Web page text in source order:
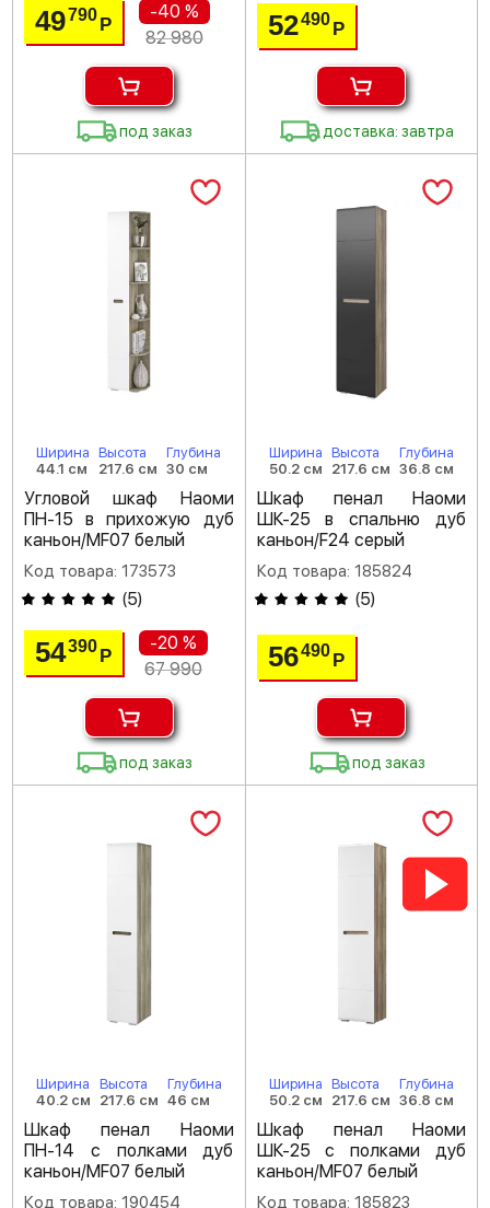
49790Р
-40 %
82 980
под заказ
52490 Р
доставка: завтра
Ширина
44.1 см
Высота
217.6 см
Глубина
30 см
Угловой шкаф Наоми
ПН-15 в прихожую дуб
каньон/MF07 белый
Код товара: 173573
(5)
54390Р
-20 %
67 990
под заказ
Ширина
50.2 см
Высота
217.6 см
Глубина
36.8 см
Шкаф пенал Наоми
ШК-25 в спальню дуб
каньон/F24 серый
Код товара: 185824
(5)
56490 Р
под заказ
Ширина
40.2 см
Высота
217.6 см
Глубина
46 см
Шкаф пенал Наоми
ПН-14 с полками дуб
каньон/MF07 белый
Код товара: 190454
Ширина
50.2 см
Высота
217.6 см
Глубина
36.8 см
Шкаф пенал Наоми
ШК-25 с полками дуб
каньон/MF07 белый
Код товара: 185823